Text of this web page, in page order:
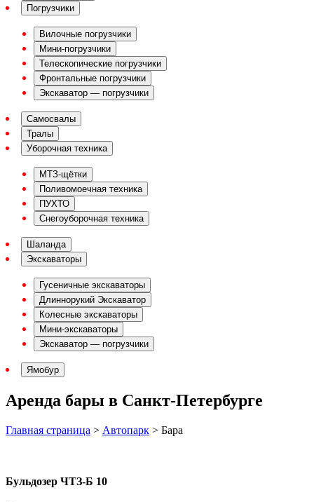
Погрузчики
Вилочные погрузчики
Мини-погрузчики
Телескопические погрузчики
Фронтальные погрузчики
Экскаватор — погрузчики
Самосвалы
Тралы
Уборочная техника
МТЗ-щётки
Поливомоечная техника
ПУХТО
Снегоуборочная техника
Шаланда
Экскаваторы
Гусеничные экскаваторы
Длиннорукий Экскаватор
Колесные экскаваторы
Мини-экскаваторы
Экскаватор — погрузчики
Ямобур
Аренда бары в Санкт-Петербурге
Главная страница > Автопарк > Бара
Бульдозер ЧТЗ-Б 10